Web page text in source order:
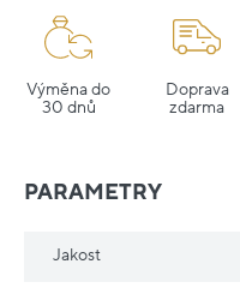
Výměna do
30 dnů
Doprava
zdarma
PARAMETRY
Jakost